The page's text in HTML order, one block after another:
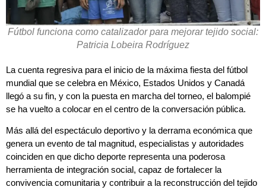
Fútbol funciona como catalizador para mejorar tejido social:
Patricia Lobeira Rodríguez
La cuenta regresiva para el inicio de la máxima fiesta del fútbol
mundial que se celebra en México, Estados Unidos y Canadá
llegó a su fin, y con la puesta en marcha del torneo, el balompié
se ha vuelto a colocar en el centro de la conversación pública.
Más allá del espectáculo deportivo y la derrama económica que
genera un evento de tal magnitud, especialistas y autoridades
coinciden en que dicho deporte representa una poderosa
herramienta de integración social, capaz de fortalecer la
convivencia comunitaria y contribuir a la reconstrucción del tejido